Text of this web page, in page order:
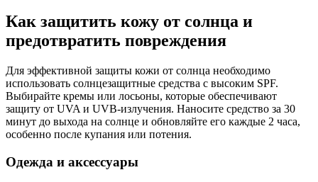
Как защитить кожу от солнца и
предотвратить повреждения
Для эффективной защиты кожи от солнца необходимо
использовать солнцезащитные средства с высоким SPF.
Выбирайте кремы или лосьоны, которые обеспечивают
защиту от UVA и UVB-излучения. Наносите средство за 30
минут до выхода на солнце и обновляйте его каждые 2 часа,
особенно после купания или потения.
Одежда и аксессуары